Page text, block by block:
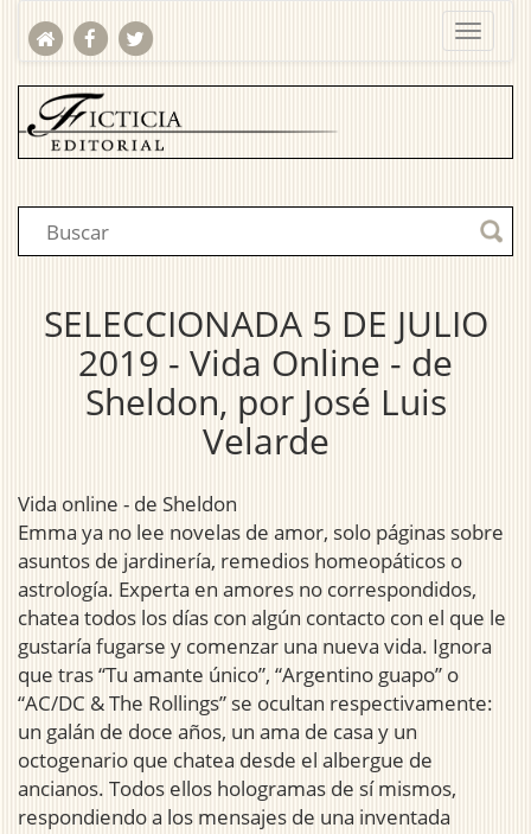
SELECCIONADA 5 DE JULIO
2019 - Vida Online - de
Sheldon, por José Luis
Velarde
Vida online - de Sheldon
Emma ya no lee novelas de amor, solo páginas sobre
asuntos de jardinería, remedios homeopáticos o
astrología. Experta en amores no correspondidos,
chatea todos los días con algún contacto con el que le
gustaría fugarse y comenzar una nueva vida. Ignora
que tras “Tu amante único”, “Argentino guapo” o
“AC/DC & The Rollings” se ocultan respectivamente:
un galán de doce años, un ama de casa y un
octogenario que chatea desde el albergue de
ancianos. Todos ellos hologramas de sí mismos,
respondiendo a los mensajes de una inventada